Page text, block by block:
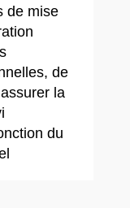
de mise
de
la
du